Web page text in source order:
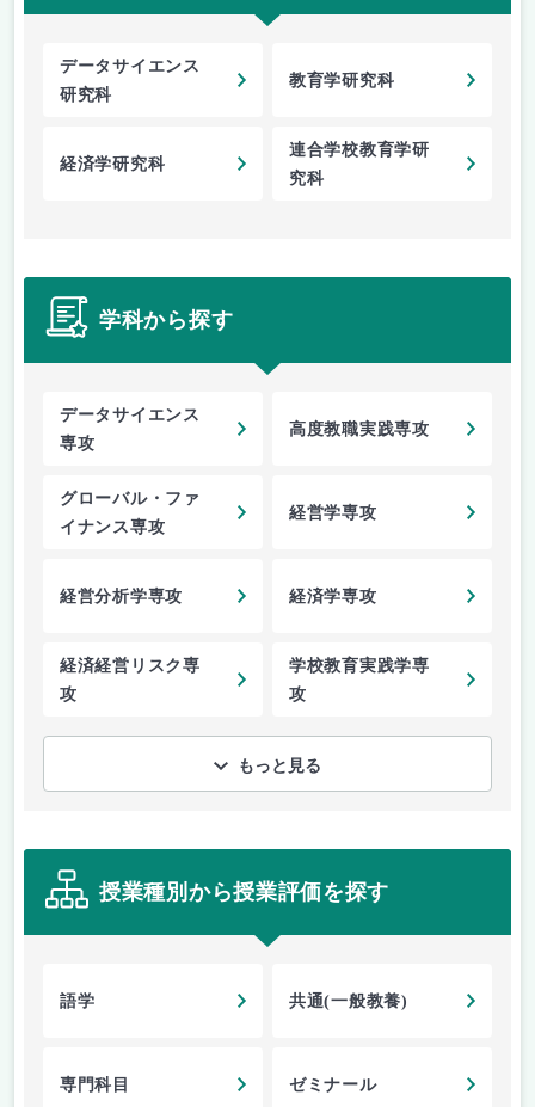
データサイエンス
研究科
教育学研究科
経済学研究科
連合学校教育学研
究科
学科から探す
データサイエンス
専攻
高度教職実践専攻
グローバル・ファ
イナンス専攻
経営学専攻
経営分析学専攻 経済学専攻
経済経営リスク専
攻
学校教育実践学専
攻
もっと見る
授業種別から授業評価を探す
語学 共通(一般教養)
専門科目 ゼミナール